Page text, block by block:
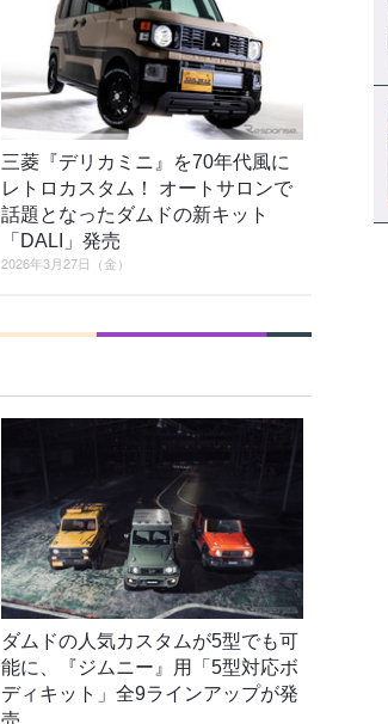
三菱『デリカミニ』を70年代風に
レトロカスタム！ オートサロンで
話題となったダムドの新キット
「DALI」発売
2026年3月27日（金）
ダムドの人気カスタムが5型でも可
能に、『ジムニー』用「5型対応ボ
ディキット」全9ラインアップが発
売